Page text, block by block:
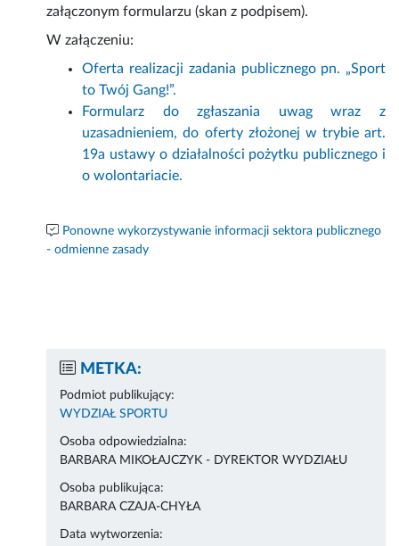
załączonym formularzu (skan z podpisem).
W załączeniu:
Oferta realizacji zadania publicznego pn. „Sport
to Twój Gang!”.
Formularz do zgłaszania uwag wraz z
uzasadnieniem, do oferty złożonej w trybie art.
19a ustawy o działalności pożytku publicznego i
o wolontariacie.
Ponowne wykorzystywanie informacji sektora publicznego
- odmienne zasady
METKA:
Podmiot publikujący:
WYDZIAŁ SPORTU
Osoba odpowiedzialna:
BARBARA MIKOŁAJCZYK - DYREKTOR WYDZIAŁU
Osoba publikująca:
BARBARA CZAJA-CHYŁA
Data wytworzenia: